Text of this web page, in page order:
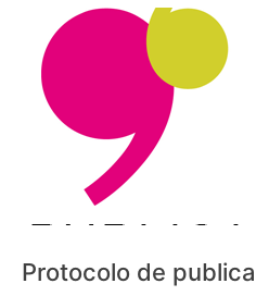
Protocolo de